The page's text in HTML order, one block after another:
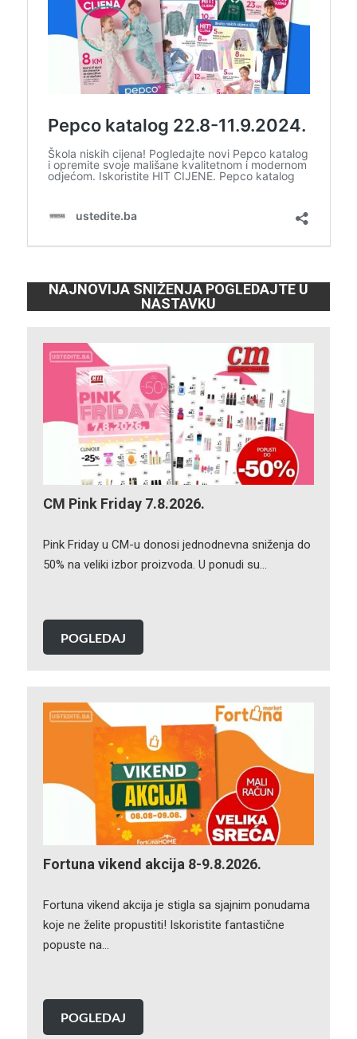
NAJNOVIJA SNIŽENJA POGLEDAJTE U
NASTAVKU
CM Pink Friday 7.8.2026.
Pink Friday u CM-u donosi jednodnevna sniženja do
50% na veliki izbor proizvoda. U ponudi su…
POGLEDAJ
Fortuna vikend akcija 8-9.8.2026.
Fortuna vikend akcija je stigla sa sjajnim ponudama
koje ne želite propustiti! Iskoristite fantastične
popuste na…
POGLEDAJ